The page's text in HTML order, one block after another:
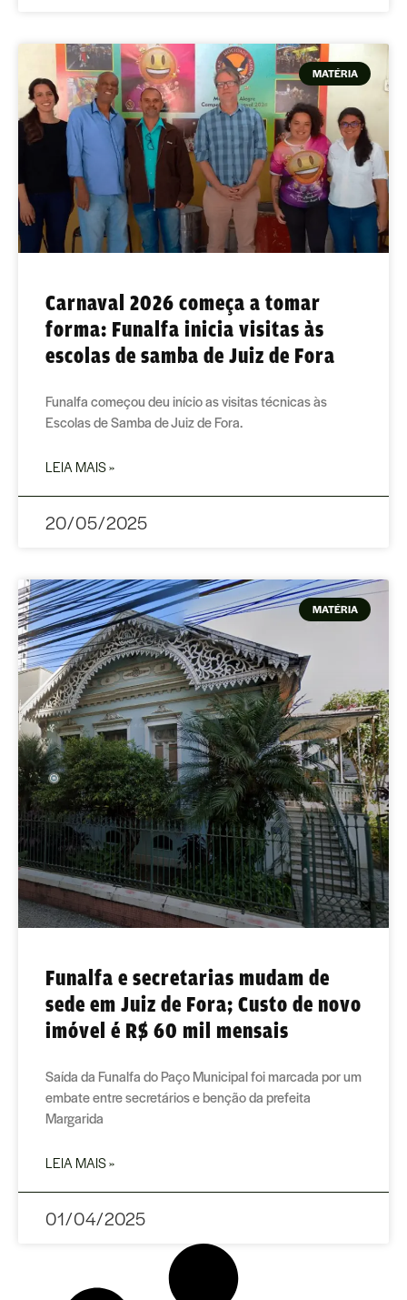
MATÉRIA
Carnaval 2026 começa a tomar
forma: Funalfa inicia visitas às
escolas de samba de Juiz de Fora
Funalfa começou deu início as visitas técnicas às
Escolas de Samba de Juiz de Fora.
LEIA MAIS »
20/05/2025
MATÉRIA
Funalfa e secretarias mudam de
sede em Juiz de Fora; Custo de novo
imóvel é R$ 60 mil mensais
Saída da Funalfa do Paço Municipal foi marcada por um
embate entre secretários e benção da prefeita
Margarida
LEIA MAIS »
01/04/2025